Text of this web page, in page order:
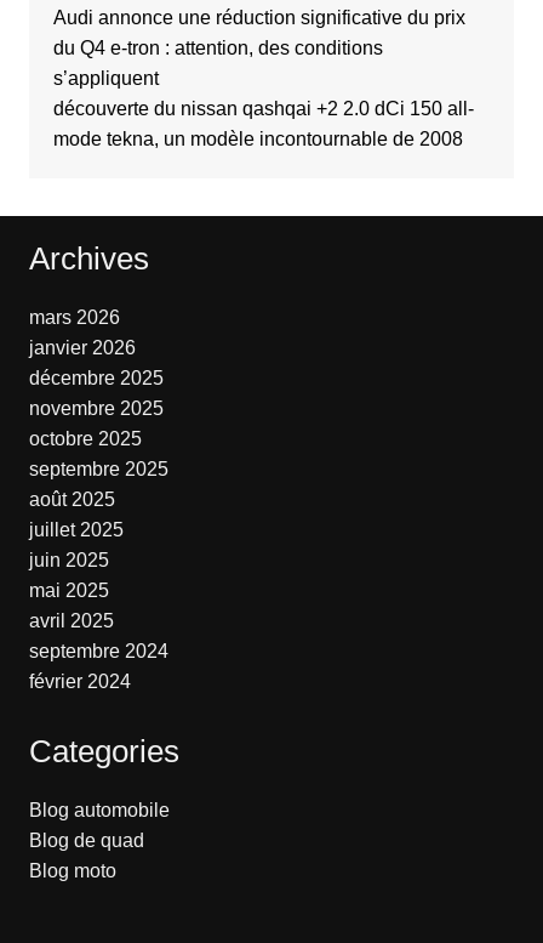
Audi annonce une réduction significative du prix
du Q4 e-tron : attention, des conditions
s’appliquent
découverte du nissan qashqai +2 2.0 dCi 150 all-
mode tekna, un modèle incontournable de 2008
Archives
mars 2026
janvier 2026
décembre 2025
novembre 2025
octobre 2025
septembre 2025
août 2025
juillet 2025
juin 2025
mai 2025
avril 2025
septembre 2024
février 2024
Categories
Blog automobile
Blog de quad
Blog moto